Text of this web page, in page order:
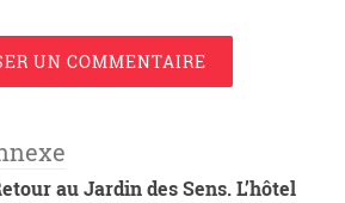
UN COMMENTAIRE
au Jardin des Sens. L’hôtel